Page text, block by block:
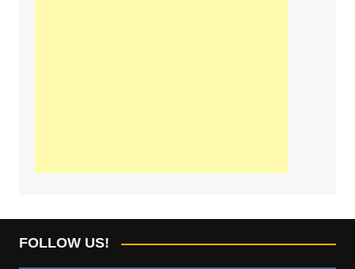
FOLLOW US!